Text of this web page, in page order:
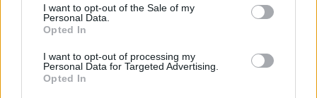
I want to opt-out of the Sale of my
Personal Data.
Opted In
I want to opt-out of processing my
Personal Data for Targeted Advertising.
Opted In